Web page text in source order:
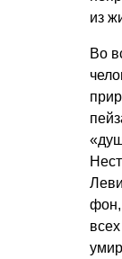
из
Во
фон,